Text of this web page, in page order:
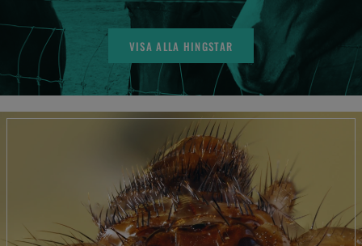
VISA ALLA HINGSTAR